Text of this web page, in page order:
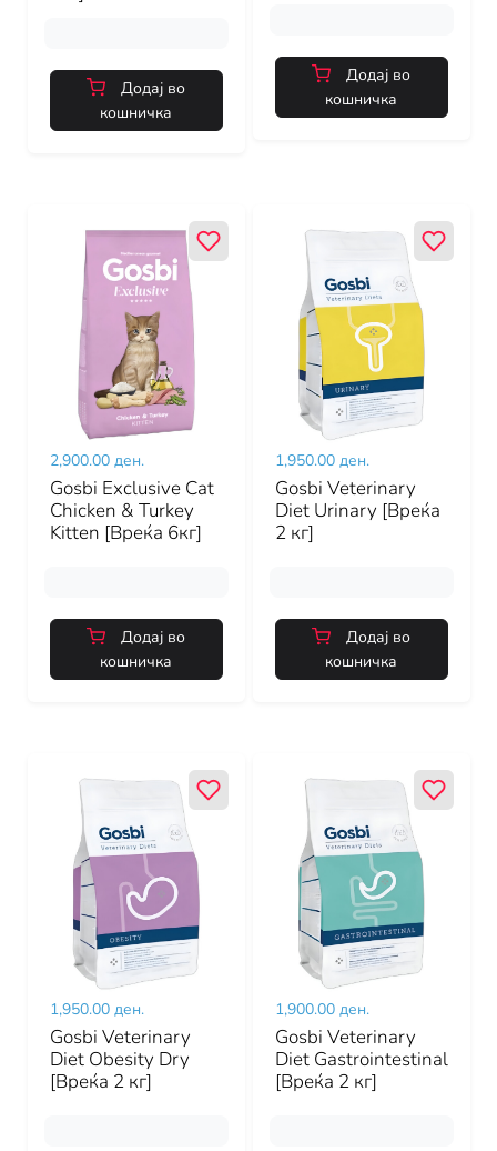
Додај во
кошничка
Додај во
кошничка
2,900.00 ден.
Gosbi Exclusive Cat
Chicken & Turkey
Kitten [Вреќа 6кг]
Додај во
кошничка
1,950.00 ден.
Gosbi Veterinary
Diet Urinary [Вреќа
2 кг]
Додај во
кошничка
1,950.00 ден.
Gosbi Veterinary
Diet Obesity Dry
[Вреќа 2 кг]
1,900.00 ден.
Gosbi Veterinary
Diet Gastrointestinal
[Вреќа 2 кг]